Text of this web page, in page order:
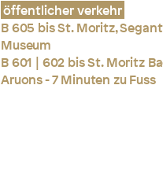
öffentlicher verkehr
B 605 bis St. Moritz,
Museum
B 601 | 602 bis St. Moritz
Aruons - 7 Minuten zu Fuss